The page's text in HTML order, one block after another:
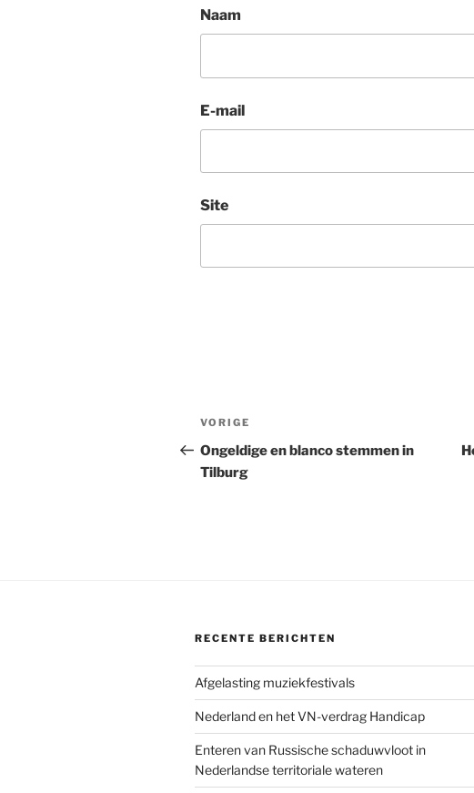
Naam
E-mail
Site
Bericht
navigatie
Vorig
bericht
VORIGE
Ongeldige en blanco stemmen in
Tilburg
RECENTE BERICHTEN
Afgelasting muziekfestivals
Nederland en het VN-verdrag Handicap
Enteren van Russische schaduwvloot in
Nederlandse territoriale wateren